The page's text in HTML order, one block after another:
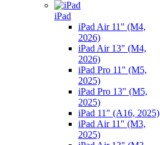
iPad
iPad Air 11" (M4,
2026)
iPad Air 13" (M4,
2026)
iPad Pro 11" (M5,
2025)
iPad Pro 13" (M5,
2025)
iPad 11" (A16, 2025)
iPad Air 11" (M3,
2025)